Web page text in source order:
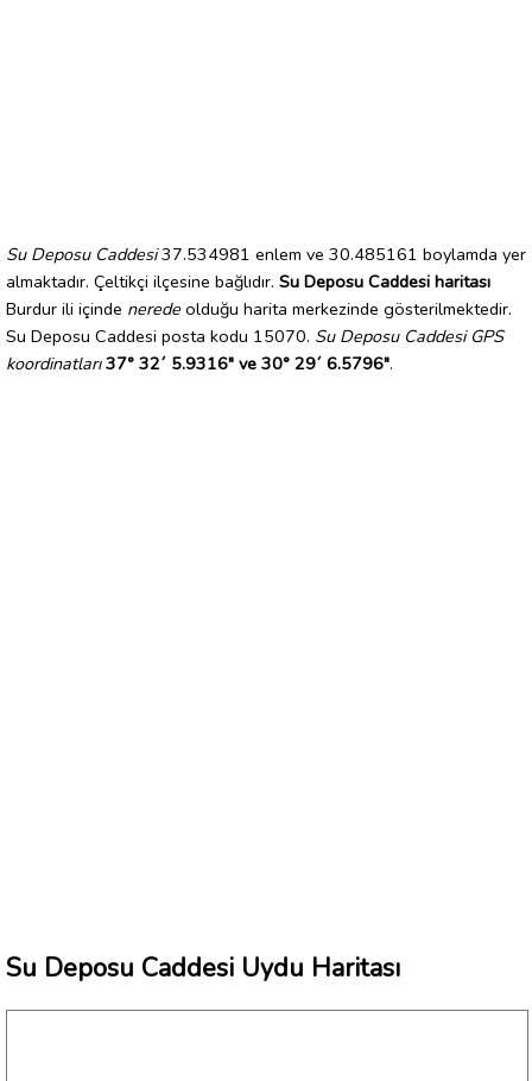
Su Deposu Caddesi37.534981 enlem ve 30.485161 boylamda yer
almaktadır. Çeltikçi ilçesine bağlıdır. Su Deposu Caddesi haritası
Burdur ili içinde nerede olduğu harita merkezinde gösterilmektedir.
Su Deposu Caddesi posta kodu 15070. Su Deposu Caddesi GPS
koordinatları 37° 32´ 5.9316" ve 30° 29´ 6.5796".
Su Deposu Caddesi Uydu Haritası